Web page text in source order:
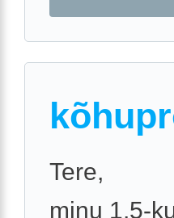
Tere,
minu 1,5-